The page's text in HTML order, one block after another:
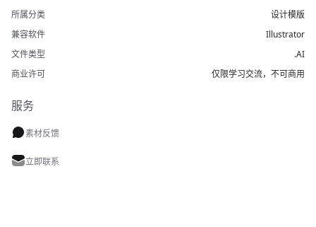
所属分类
设计模版
兼容软件
Illustrator
文件类型
.AI
商业许可
仅限学习交流，不可商用
服务
素材反馈
立即联系